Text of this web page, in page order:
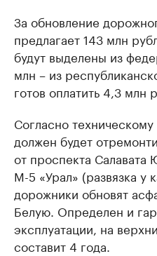
За обновление
предлагает 143 млн
будут выделены из
млн – из
готов оплатить 4,3 млн
Согласно
должен будет
от проспекта Салавата
М-5 «Урал» (развязка у
дорожники обновят
Белую. Определен и
эксплуатации, на
составит 4 года.